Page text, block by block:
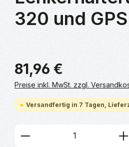
320 und
81,96 €
Preise inkl. MwSt. zzgl.
Versandfertig in 7 Tagen,
Produkt Anzahl: